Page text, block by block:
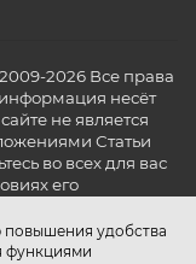
с
расширенным
подходят для
для
повышения удобства
функциями
2026 Все права
несёт
не является
Статьи
во всех для вас
его